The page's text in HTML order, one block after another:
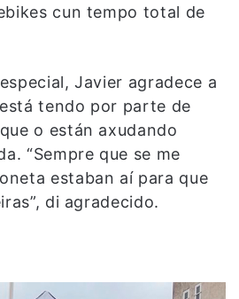
cun tempo total de
Javier agradece a
tendo por parte de
o están axudando
“Sempre que se me
estaban aí para que
di agradecido.